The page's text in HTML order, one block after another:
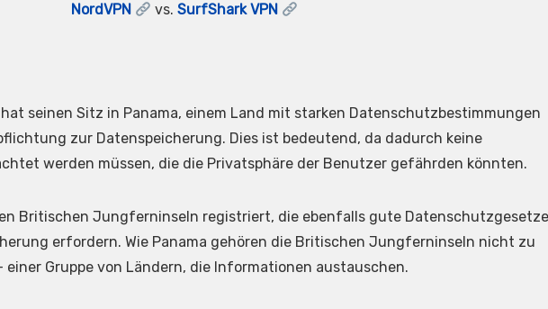
NordVPN vs. SurfShark VPN
hat seinen Sitz in Panama, einem Land mit starken Datenschutzbestimmungen
zur Datenspeicherung. Dies ist bedeutend, da dadurch keine
werden müssen, die die Privatsphäre der Benutzer gefährden könnten.
Britischen Jungferninseln registriert, die ebenfalls gute Datenschutzgesetze
erfordern. Wie Panama gehören die Britischen Jungferninseln nicht zu
einer Gruppe von Ländern, die Informationen austauschen.